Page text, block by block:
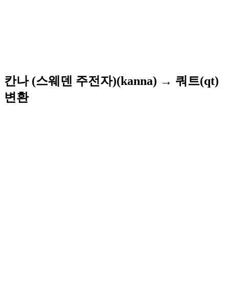
칸나 (스웨덴 주전자)(kanna) → 쿼트(qt)
변환